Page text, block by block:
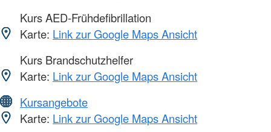
Kurs AED-Frühdefibrillation
Karte: Link zur Google Maps Ansicht
Kurs Brandschutzhelfer
Karte: Link zur Google Maps Ansicht
Kursangebote
Karte: Link zur Google Maps Ansicht